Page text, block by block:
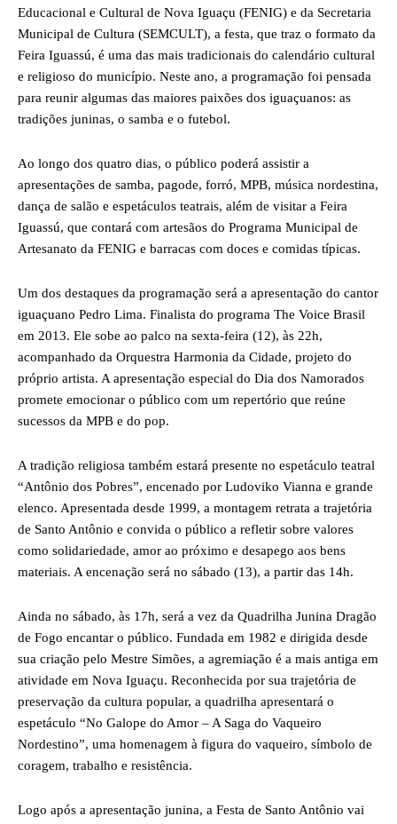
Educacional e Cultural de Nova Iguaçu (FENIG) e da Secretaria
Municipal de Cultura (SEMCULT), a festa, que traz o formato da
Feira Iguassú, é uma das mais tradicionais do calendário cultural
e religioso do município. Neste ano, a programação foi pensada
para reunir algumas das maiores paixões dos iguaçuanos: as
tradições juninas, o samba e o futebol.
Ao longo dos quatro dias, o público poderá assistir a
apresentações de samba, pagode, forró, MPB, música nordestina,
dança de salão e espetáculos teatrais, além de visitar a Feira
Iguassú, que contará com artesãos do Programa Municipal de
Artesanato da FENIG e barracas com doces e comidas típicas.
Um dos destaques da programação será a apresentação do cantor
iguaçuano Pedro Lima. Finalista do programa The Voice Brasil
em 2013. Ele sobe ao palco na sexta-feira (12), às 22h,
acompanhado da Orquestra Harmonia da Cidade, projeto do
próprio artista. A apresentação especial do Dia dos Namorados
promete emocionar o público com um repertório que reúne
sucessos da MPB e do pop.
A tradição religiosa também estará presente no espetáculo teatral
“Antônio dos Pobres”, encenado por Ludoviko Vianna e grande
elenco. Apresentada desde 1999, a montagem retrata a trajetória
de Santo Antônio e convida o público a refletir sobre valores
como solidariedade, amor ao próximo e desapego aos bens
materiais. A encenação será no sábado (13), a partir das 14h.
Ainda no sábado, às 17h, será a vez da Quadrilha Junina Dragão
de Fogo encantar o público. Fundada em 1982 e dirigida desde
sua criação pelo Mestre Simões, a agremiação é a mais antiga em
atividade em Nova Iguaçu. Reconhecida por sua trajetória de
preservação da cultura popular, a quadrilha apresentará o
espetáculo “No Galope do Amor – A Saga do Vaqueiro
Nordestino”, uma homenagem à figura do vaqueiro, símbolo de
coragem, trabalho e resistência.
Logo após a apresentação junina, a Festa de Santo Antônio vai